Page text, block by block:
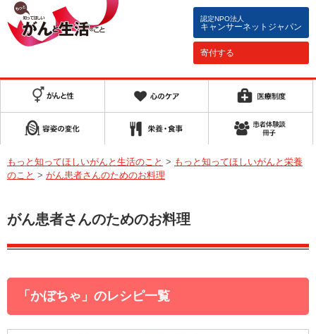
認定NPO法人
キャンサーネットジャパン
寄付する
もっと知ってほしいがんと生活のこと > もっと知ってほしいがんと栄養
のこと > がん患者さんのためのお料理
がん患者さんのためのお料理
「かぼちゃ」のレシピ一覧